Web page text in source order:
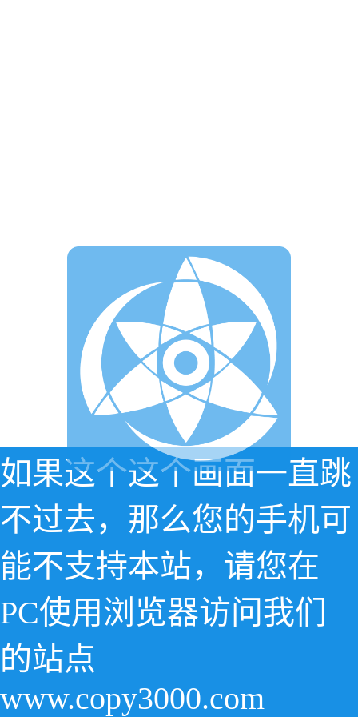
如果这个这个画面一直跳
不过去，那么您的手机可
能不支持本站，请您在
PC使用浏览器访问我们
的站点
www.copy3000.com